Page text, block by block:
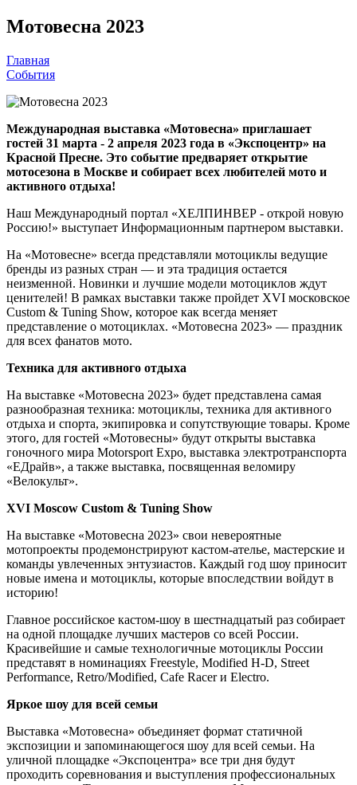
Мотовесна 2023
Главная
События
Международная выставка «Мотовесна» приглашает
гостей 31 марта - 2 апреля 2023 года в «Экспоцентр» на
Красной Пресне. Это событие предваряет открытие
мотосезона в Москве и собирает всех любителей мото и
активного отдыха!
Наш Международный портал «ХЕЛПИНВЕР - открой новую
Россию!» выступает Информационным партнером выставки.
На «Мотовесне» всегда представляли мотоциклы ведущие
бренды из разных стран — и эта традиция остается
неизменной. Новинки и лучшие модели мотоциклов ждут
ценителей! В рамках выставки также пройдет XVI московское
Custom & Tuning Show, которое как всегда меняет
представление о мотоциклах. «Мотовесна 2023» — праздник
для всех фанатов мото.
Техника для активного отдыха
На выставке «Мотовесна 2023» будет представлена самая
разнообразная техника: мотоциклы, техника для активного
отдыха и спорта, экипировка и сопутствующие товары. Кроме
этого, для гостей «Мотовесны» будут открыты выставка
гоночного мира Motorsport Expo, выставка электротранспорта
«ЕДрайв», а также выставка, посвященная веломиру
«Велокульт».
XVI Moscow Custom & Tuning Show
На выставке «Мотовесна 2023» свои невероятные
мотопроекты продемонстрируют кастом-ателье, мастерские и
команды увлеченных энтузиастов. Каждый год шоу приносит
новые имена и мотоциклы, которые впоследствии войдут в
историю!
Главное российское кастом-шоу в шестнадцатый раз собирает
на одной площадке лучших мастеров со всей России.
Красивейшие и самые технологичные мотоциклы России
представят в номинациях Freestyle, Modified H-D, Street
Performance, Retro/Modified, Cafe Racer и Electro.
Яркое шоу для всей семьи
Выставка «Мотовесна» объединяет формат статичной
экспозиции и запоминающегося шоу для всей семьи. На
уличной площадке «Экспоцентра» все три дня будут
проходить соревнования и выступления профессиональных